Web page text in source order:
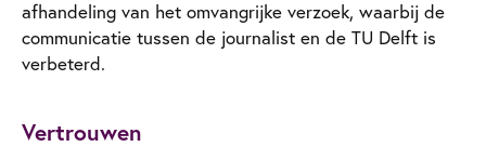
afhandeling van het omvangrijke verzoek, waarbij de
communicatie tussen de journalist en de TU Delft is
verbeterd.
Vertrouwen